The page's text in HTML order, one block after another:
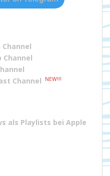
Channel
Channel
NEW!!!
als Playlists bei Apple